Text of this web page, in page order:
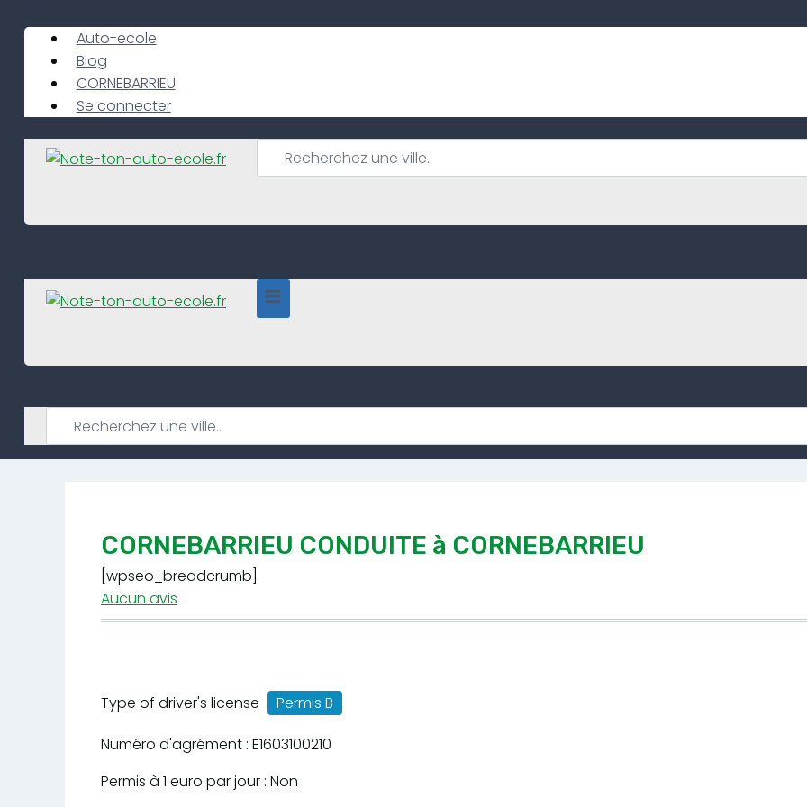
content
Auto-ecole
Blog
CORNEBARRIEU
Se connecter
CORNEBARRIEU CONDUITE à CORNEBARRIEU
[wpseo_breadcrumb]
Aucun avis
Type of driver's license
Permis B
Numéro d'agrément : E1603100210
Permis à 1 euro par jour : Non